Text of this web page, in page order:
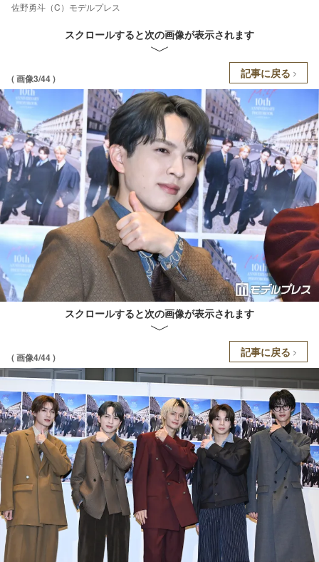
佐野勇斗（C）モデルプレス
スクロールすると次の画像が表示されます
( 画像3/44 ) 記事に戻る
スクロールすると次の画像が表示されます
( 画像4/44 ) 記事に戻る